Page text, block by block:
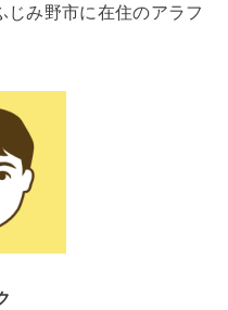
み野市に在住のアラフ